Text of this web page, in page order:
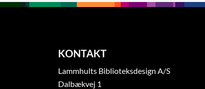
KONTAKT
Lammhults Biblioteksdesign A/S
Dalbækvej 1